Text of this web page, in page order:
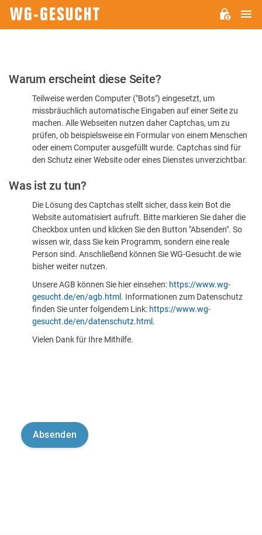
Bitte
dass
sind
Warum erscheint diese Seite?
Teilweise werden Computer ("Bots") eingesetzt, um
missbräuchlich automatische Eingaben auf einer Seite zu
machen. Alle Webseiten nutzen daher Captchas, um zu
prüfen, ob beispielsweise ein Formular von einem Menschen
oder einem Computer ausgefüllt wurde. Captchas sind für
den Schutz einer Website oder eines Dienstes unverzichtbar.
Was ist zu tun?
Die Lösung des Captchas stellt sicher, dass kein Bot die
Website automatisiert aufruft. Bitte markieren Sie daher die
Checkbox unten und klicken Sie den Button "Absenden". So
wissen wir, dass Sie kein Programm, sondern eine reale
Person sind. Anschließend können Sie WG-Gesucht.de wie
bisher weiter nutzen.
Unsere AGB können Sie hier einsehen: https://www.wg-
gesucht.de/en/agb.html . Informationen zum Datenschutz
finden Sie unter folgendem Link: https://www.wg-
gesucht.de/en/datenschutz.html .
Vielen Dank für Ihre Mithilfe.